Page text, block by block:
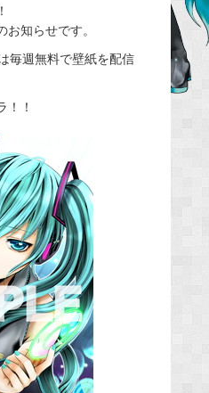
知らせです。
毎週無料で壁紙を配信
！！